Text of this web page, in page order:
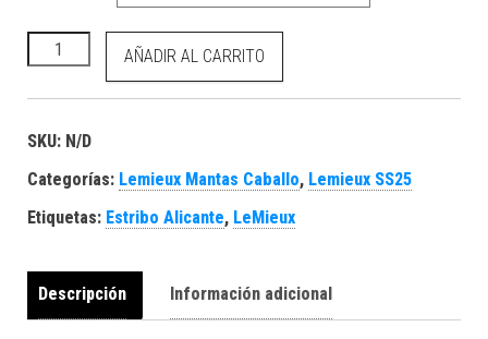
Kudos Turnout Rug 100g Navy cantidad
AÑADIR AL CARRITO
SKU: N/D
Categorías: Lemieux Mantas Caballo, Lemieux SS25
Etiquetas: Estribo Alicante, LeMieux
Descripción Información adicional